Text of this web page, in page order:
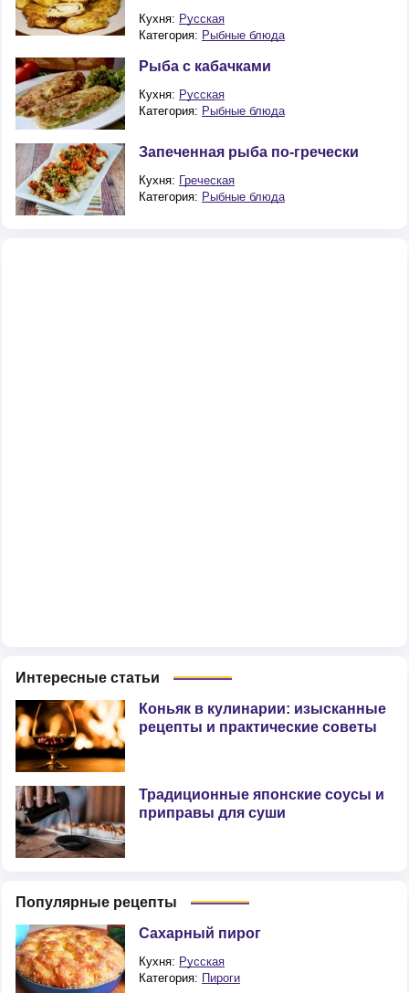
Кухня: Русская
Категория: Рыбные блюда
Рыба с кабачками
Кухня: Русская
Категория: Рыбные блюда
Запеченная рыба по-гречески
Кухня: Греческая
Категория: Рыбные блюда
Интересные статьи
Коньяк в кулинарии: изысканные
рецепты и практические советы
Традиционные японские соусы и
приправы для суши
Популярные рецепты
Сахарный пирог
Кухня: Русская
Категория: Пироги